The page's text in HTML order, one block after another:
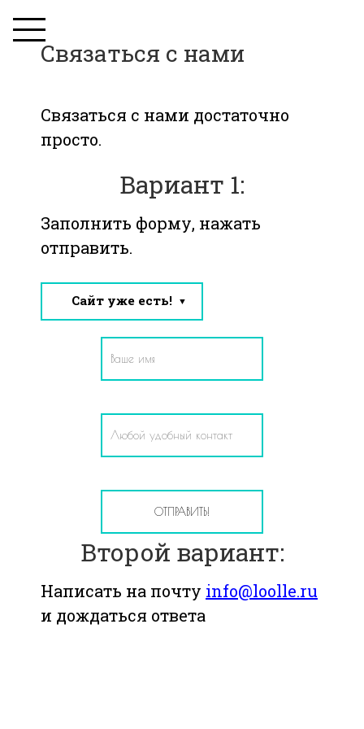
Связаться с нами
Связаться с нами достаточно
просто.
Вариант 1:
Заполнить форму, нажать
отправить.
Сайт уже есть!
Второй вариант:
Написать на почту info@loolle.ru
и дождаться ответа
Joomla! Debug Console
Session
Memory Usage
Database Queries